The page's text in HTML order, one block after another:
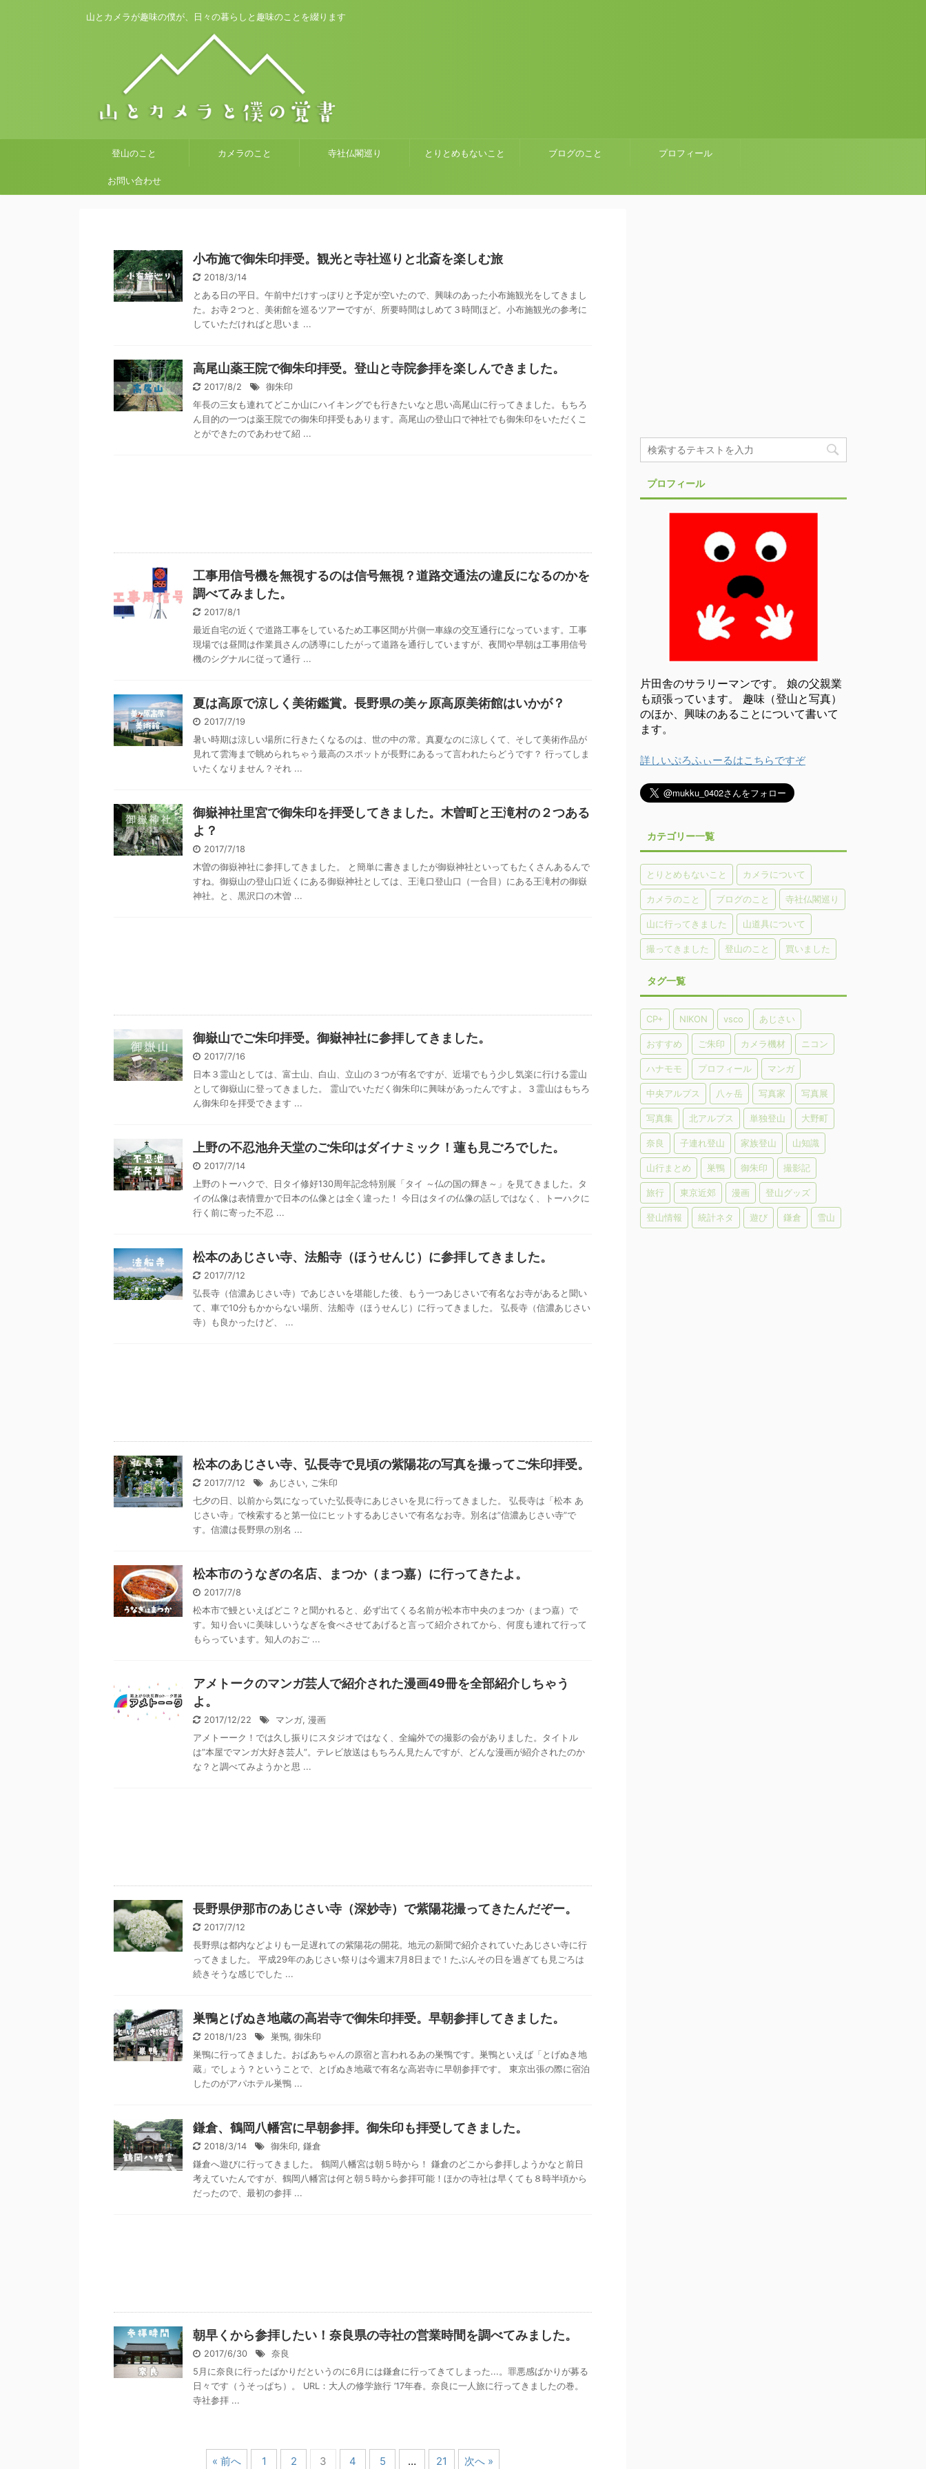
山とカメラが趣味の僕が、日々の暮らしと趣味のことを綴ります
登山のこと カメラのこと 寺社仏閣巡り とりとめもないこと ブログのこと プロフィール
お問い合わせ
小布施で御朱印拝受。観光と寺社巡りと北斎を楽しむ旅
2018/3/14
とある日の平日。午前中だけすっぽりと予定が空いたので、興味のあった小布施観光をしてきまし
た。お寺２つと、美術館を巡るツアーですが、所要時間はしめて３時間ほど。小布施観光の参考に
していただければと思いま ...
高尾山薬王院で御朱印拝受。登山と寺院参拝を楽しんできました。
2017/8/2
御朱印
年長の三女も連れてどこか山にハイキングでも行きたいなと思い高尾山に行ってきました。もちろ
ん目的の一つは薬王院での御朱印拝受もあります。高尾山の登山口で神社でも御朱印をいただくこ
とができたのであわせて紹 ...
工事用信号機を無視するのは信号無視？道路交通法の違反になるのかを
調べてみました。
2017/8/1
最近自宅の近くで道路工事をしているため工事区間が片側一車線の交互通行になっています。工事
現場では昼間は作業員さんの誘導にしたがって道路を通行していますが、夜間や早朝は工事用信号
機のシグナルに従って通行 ...
夏は高原で涼しく美術鑑賞。長野県の美ヶ原高原美術館はいかが？
2017/7/19
暑い時期は涼しい場所に行きたくなるのは、世の中の常。真夏なのに涼しくて、そして美術作品が
見れて雲海まで眺められちゃう最高のスポットが長野にあるって言われたらどうです？ 行ってしま
いたくなりません？それ ...
御嶽神社里宮で御朱印を拝受してきました。木曽町と王滝村の２つある
よ？
2017/7/18
木曽の御嶽神社に参拝してきました。 と簡単に書きましたが御嶽神社といってもたくさんあるんで
すね。御嶽山の登山口近くにある御嶽神社としては、王滝口登山口（一合目）にある王滝村の御嶽
神社。と、黒沢口の木曽 ...
御嶽山でご朱印拝受。御嶽神社に参拝してきました。
2017/7/16
日本３霊山としては、富士山、白山、立山の３つが有名ですが、近場でもう少し気楽に行ける霊山
として御嶽山に登ってきました。 霊山でいただく御朱印に興味があったんですよ。３霊山はもちろ
ん御朱印を拝受できます ...
上野の不忍池弁天堂のご朱印はダイナミック！蓮も見ごろでした。
2017/7/14
上野のトーハクで、日タイ修好130周年記念特別展「タイ ～仏の国の輝き～」を見てきました。タ
イの仏像は表情豊かで日本の仏像とは全く違った！ 今日はタイの仏像の話しではなく、トーハクに
行く前に寄った不忍 ...
松本のあじさい寺、法船寺（ほうせんじ）に参拝してきました。
2017/7/12
弘長寺（信濃あじさい寺）であじさいを堪能した後、もう一つあじさいで有名なお寺があると聞い
て、車で10分もかからない場所、法船寺（ほうせんじ）に行ってきました。 弘長寺（信濃あじさい
寺）も良かったけど、 ...
松本のあじさい寺、弘長寺で見頃の紫陽花の写真を撮ってご朱印拝受。
2017/7/12 あじさい, ご朱印
七夕の日、以前から気になっていた弘長寺にあじさいを見に行ってきました。 弘長寺は「松本 あ
じさい寺」で検索すると第一位にヒットするあじさいで有名なお寺。別名は”信濃あじさい寺”で
す。信濃は長野県の別名 ...
松本市のうなぎの名店、まつか（まつ嘉）に行ってきたよ。
2017/7/8
松本市で鰻といえばどこ？と聞かれると、必ず出てくる名前が松本市中央のまつか（まつ嘉）で
す。知り合いに美味しいうなぎを食べさせてあげると言って紹介されてから、何度も連れて行って
もらっています。知人のおご ...
アメトークのマンガ芸人で紹介された漫画49冊を全部紹介しちゃう
よ。
2017/12/22 マンガ, 漫画
アメトーーク！では久し振りにスタジオではなく、全編外での撮影の会がありました。タイトル
は”本屋でマンガ大好き芸人”。テレビ放送はもちろん見たんですが、どんな漫画が紹介されたのか
な？と調べてみようかと思 ...
長野県伊那市のあじさい寺（深妙寺）で紫陽花撮ってきたんだぞー。
2017/7/12
長野県は都内などよりも一足遅れての紫陽花の開花。地元の新聞で紹介されていたあじさい寺に行
ってきました。 平成29年のあじさい祭りは今週末7月8日まで！たぶんその日を過ぎても見ごろは
続きそうな感じでした ...
巣鴨とげぬき地蔵の高岩寺で御朱印拝受。早朝参拝してきました。
2018/1/23 巣鴨, 御朱印
巣鴨に行ってきました。おばあちゃんの原宿と言われるあの巣鴨です。巣鴨といえば「とげぬき地
蔵」でしょう？ということで、とげぬき地蔵で有名な高岩寺に早朝参拝です。 東京出張の際に宿泊
したのがアパホテル巣鴨 ...
鎌倉、鶴岡八幡宮に早朝参拝。御朱印も拝受してきました。
2018/3/14 御朱印, 鎌倉
鎌倉へ遊びに行ってきました。 鶴岡八幡宮は朝５時から！ 鎌倉のどこから参拝しようかなと前日
考えていたんですが、鶴岡八幡宮は何と朝５時から参拝可能！ほかの寺社は早くても８時半頃から
だったので、最初の参拝 ...
朝早くから参拝したい！奈良県の寺社の営業時間を調べてみました。
2017/6/30
奈良
5月に奈良に行ったばかりだというのに6月には鎌倉に行ってきてしまった...。罪悪感ばかりが募る
日々です（うそっぱち）。 URL：大人の修学旅行 ’17年春。奈良に一人旅に行ってきましたの巻。
寺社参拝 ...
« 前へ 1 2 3 4 5 … 21 次へ »
プロフィール
片田舎のサラリーマンです。 娘の父親業
も頑張っています。 趣味（登山と写真）
のほか、興味のあることについて書いて
ます。
詳しいぷろふぃーるはこちらですぞ
カテゴリー一覧
とりとめもないこと カメラについて
カメラのこと ブログのこと 寺社仏閣巡り
山に行ってきました 山道具について
撮ってきました 登山のこと 買いました
タグ一覧
CP+ NIKON vsco あじさい
おすすめ ご朱印 カメラ機材 ニコン
ハナモモ プロフィール マンガ
中央アルプス 八ヶ岳 写真家 写真展
写真集 北アルプス 単独登山 大野町
奈良 子連れ登山 家族登山 山知識
山行まとめ 巣鴨 御朱印 撮影記
旅行 東京近郊 漫画 登山グッズ
登山情報 統計ネタ 遊び 鎌倉 雪山